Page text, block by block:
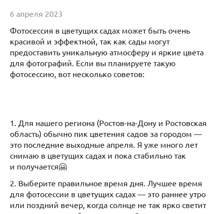
6 апреля 2023
Фотосессия в цветущих садах может быть очень
красивой и эффектной, так как сады могут
предоставить уникальную атмосферу и яркие цвета
для фотографий. Если вы планируете такую
фотосессию, вот несколько советов:
1. Для нашего региона (Ростов-на-Дону и Ростовская
область) обычно пик цветения садов за городом —
это последние выходные апреля. Я уже много лет
снимаю в цветущих садах и пока стабильно так
и получается🤗
2. Выберите правильное время дня. Лучшее время
для фотосессии в цветущих садах — это раннее утро
или поздний вечер, когда солнце не так ярко светит